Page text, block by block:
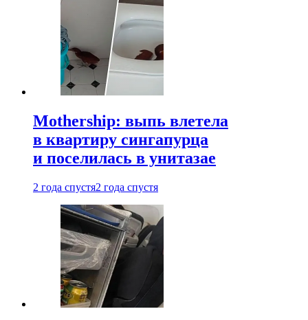
Mothership: выпь влетела
в квартиру сингапурца
и поселилась в унитазае
2 года спустя2 года спустя